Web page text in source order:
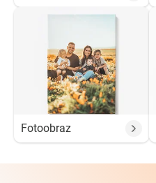
Fotoobraz